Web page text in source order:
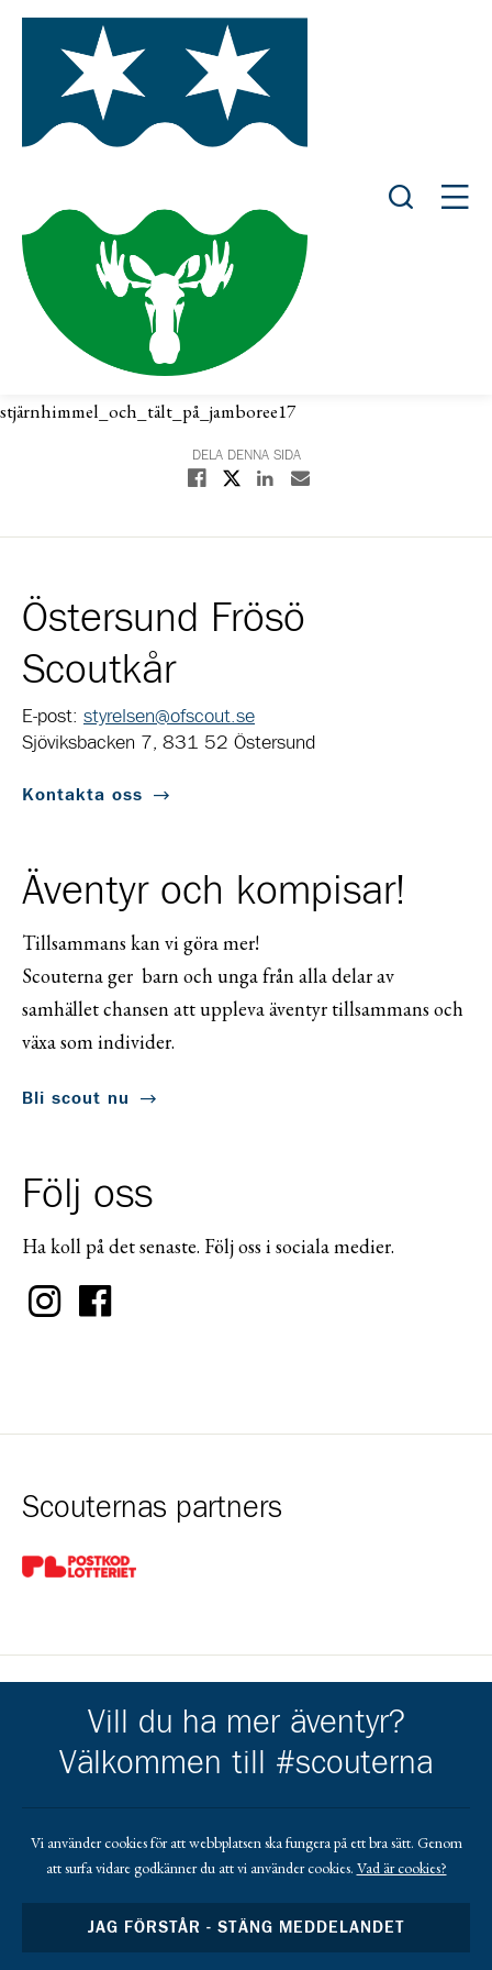
Öppna
stjärnhimmel_och_tält_på_jamboree17
DELA DENNA SIDA
Dela på Facebook
Dela på XDela på Linkedin
Dela med E-post
Östersund Frösö
Scoutkår
E-post: styrelsen@ofscout.se
Sjöviksbacken 7, 831 52 Östersund
Kontakta oss
Äventyr och kompisar!
Tillsammans kan vi göra mer!
Scouterna ger barn och unga från alla delar av
samhället chansen att uppleva äventyr tillsammans och
växa som individer.
Bli scout nu
Följ oss
Ha koll på det senaste. Följ oss i sociala medier.
Scouternas partners
Gå till pl_50
Kårens partners
Gå till https://www.lundstams.se/Gå till https://www.cramo.se/sv
Gå till https://www.elektrotjanst.se/
Vill du ha mer äventyr?
Välkommen till #scouterna
Vi använder cookies för att webbplatsen ska fungera på ett bra sätt. Genom
att surfa vidare godkänner du att vi använder cookies. Vad är cookies?
JAG FÖRSTÅR - STÄNG MEDDELANDET